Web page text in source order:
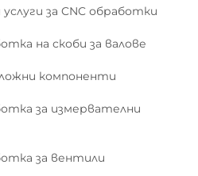
за CNC обработки
на скоби за валове
компоненти
за измервателни
за вентили